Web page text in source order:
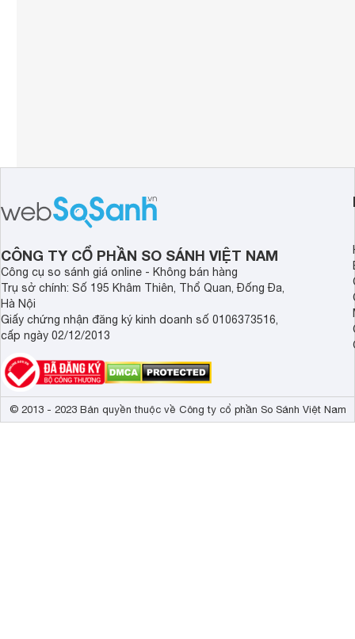
CÔNG TY CỔ PHẦN SO SÁNH VIỆT NAM
Công cụ so sánh giá online - Không bán hàng
Trụ sở chính: Số 195 Khâm Thiên, Thổ Quan, Đống Đa,
Hà Nội
Giấy chứng nhận đăng ký kinh doanh số 0106373516,
cấp ngày 02/12/2013
© 2013 - 2023 Bản quyền thuộc về Công ty cổ phần So Sánh Việt Nam